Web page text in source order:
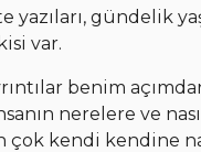
yazıları, gündelik
var.
benim
nerelere ve
çok kendi kendine